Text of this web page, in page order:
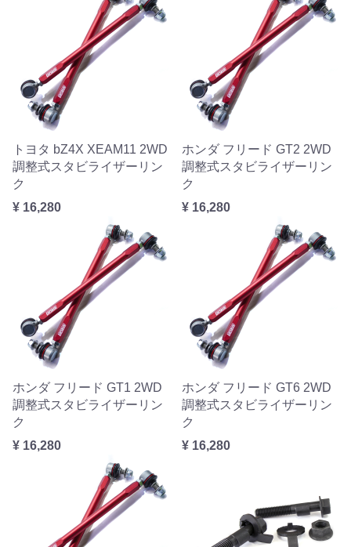
トヨタ bZ4X XEAM11 2WD
調整式スタビライザーリン
ク
¥ 16,280
ホンダ フリード GT2 2WD
調整式スタビライザーリン
ク
¥ 16,280
ホンダ フリード GT1 2WD
調整式スタビライザーリン
ク
¥ 16,280
ホンダ フリード GT6 2WD
調整式スタビライザーリン
ク
¥ 16,280